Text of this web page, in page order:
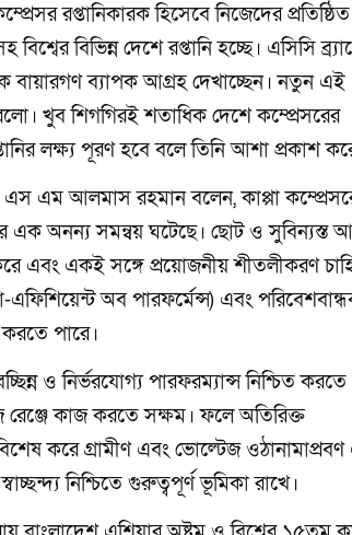
রপ্তানিকারক হিসেবে নিজেদের
বিভিন্ন দেশে রপ্তানি হচ্ছে। এসিসি
বায়ারগণ ব্যাপক আগ্রহ দেখাচ্ছেন। নতুন এই
খুব শিগগিরই শতাধিক দেশে কম্প্রেসরের
লক্ষ্য পূরণ হবে বলে তিনি আশা প্রকাশ
এস এম আলমাস রহমান বলেন, কাপ্পা
এক অনন্য সমন্বয় ঘটেছে। ছোট ও সুবিন্যস্ত
এবং একই সঙ্গে প্রয়োজনীয় শীতলীকরণ
অব পারফর্মেন্স) এবং
পারে।
ও নির্ভরযোগ্য পারফরম্যান্স নিশ্চিত
কাজ করতে সক্ষম। ফলে অতিরিক্ত
করে গ্রামীণ এবং ভোল্টেজ
নিশ্চিতে গুরুত্বপূর্ণ ভূমিকা রাখে।